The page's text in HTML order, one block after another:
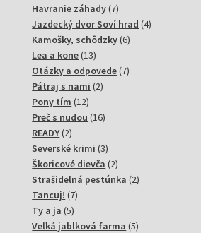
Havranie záhady 77
produktov
Jazdecký dvor Soví hrad 44
Kamošky, schôdzky 66
Lea a kone 1313
produktov
Otázky a odpovede 77
Pátraj s nami 22
Pony tím 1212
produktov
Preč s nudou 1616
READY 22
produkty
Severské krimi 33
produkty
Škoricové dievča 22
produkty
Strašidelná pestúnka 22
Tancuj! 77
Ty a ja 55
produktov
Veľká jablková farma 55